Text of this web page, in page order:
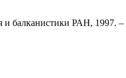
балканистики РАН, 1997. –